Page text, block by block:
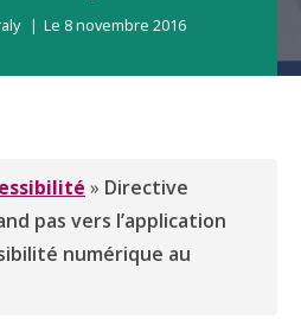
Le 8 novembre 2016
» Directive
pas vers l’application
numérique au